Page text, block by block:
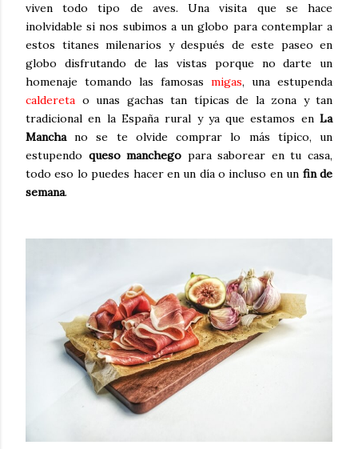
viven todo tipo de aves. Una visita que se hace
inolvidable si nos subimos a un globo para contemplar a
estos titanes milenarios y después de este paseo en
globo disfrutando de las vistas porque no darte un
homenaje tomando las famosas migas, una estupenda
caldereta o unas gachas tan típicas de la zona y tan
tradicional en la España rural y ya que estamos en La
Manchano se te olvide comprar lo más típico, un
estupendo queso manchego para saborear en tu casa,
todo eso lo puedes hacer en un día o incluso en un fin de
semana.